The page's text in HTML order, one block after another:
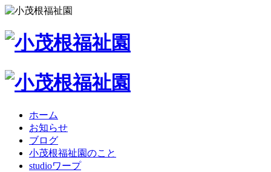
ホーム
お知らせ
ブログ
小茂根福祉園のこと
studioワープ